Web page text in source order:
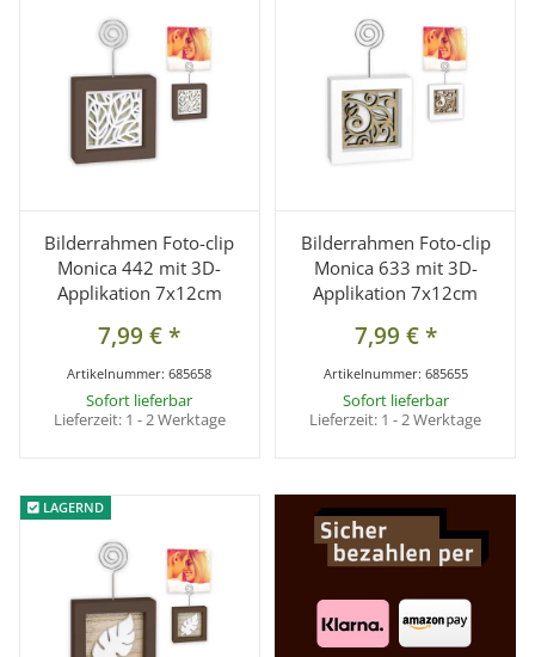
Bilderrahmen Foto-clip
Monica 442 mit 3D-
Applikation 7x12cm
7,99 €*
Artikelnummer:685658
Sofort lieferbar
Lieferzeit: 1 - 2 Werktage
Bilderrahmen Foto-clip
Monica 633 mit 3D-
Applikation 7x12cm
7,99 €*
Artikelnummer: 685655
Sofort lieferbar
Lieferzeit: 1 - 2 Werktage
LAGERND
LAGERND